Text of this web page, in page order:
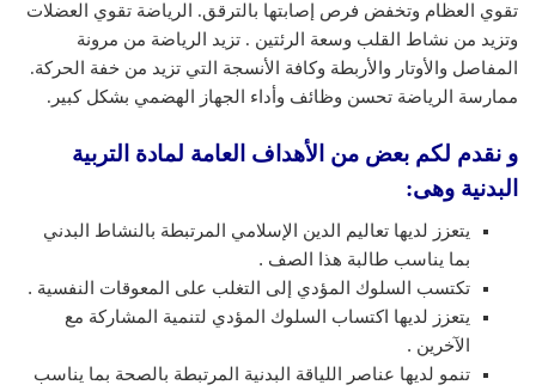
تقوي العظام وتخفض فرص إصابتها بالترقق. الرياضة تقوي العضلات
وتزيد من نشاط القلب وسعة الرئتين . تزيد الرياضة من مرونة
المفاصل والأوتار والأربطة وكافة الأنسجة التي تزيد من خفة الحركة.
ممارسة الرياضة تحسن وظائف وأداء الجهاز الهضمي بشكل كبير.
و نقدم لكم بعض من الأهداف العامة لمادة التربية
البدنية وهى:
يتعزز لديها تعاليم الدين الإسلامي المرتبطة بالنشاط البدني
بما يناسب طالبة هذا الصف .
تكتسب السلوك المؤدي إلى التغلب على المعوقات النفسية .
يتعزز لديها اكتساب السلوك المؤدي لتنمية المشاركة مع
الآخرين .
تنمو لديها عناصر اللياقة البدنية المرتبطة بالصحة بما يناسب